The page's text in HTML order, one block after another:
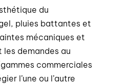
du
pluies battantes et
mécaniques et
demandes au
commerciales
l’une ou l’autre